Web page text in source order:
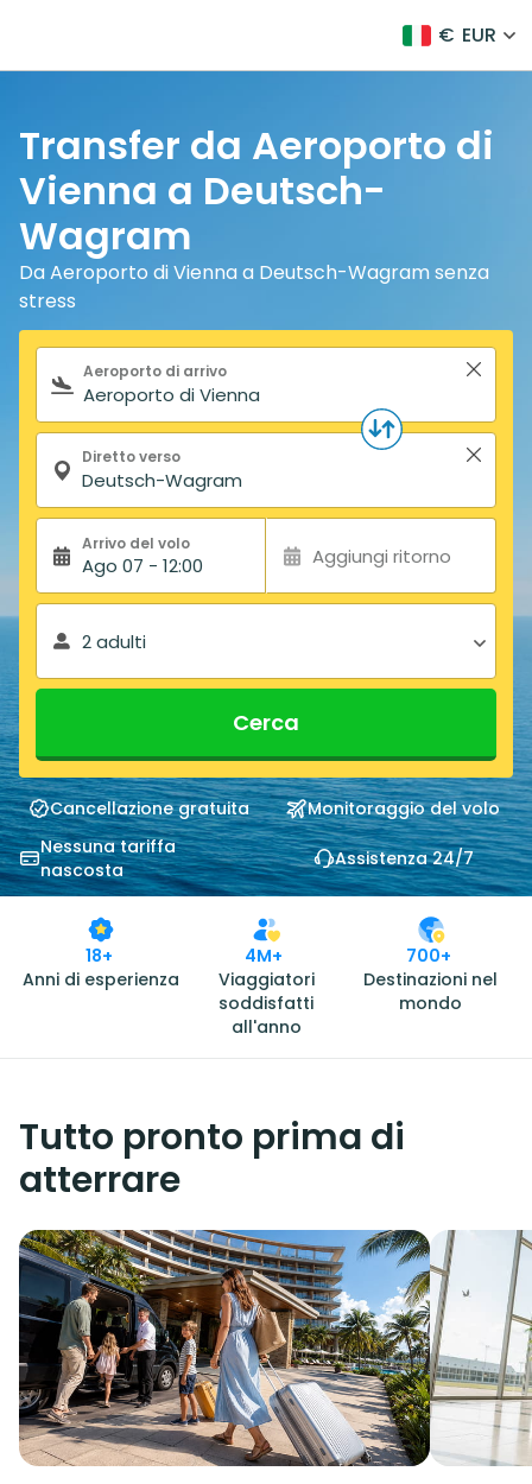
€ EUR
Transfer da Aeroporto di
Vienna a Deutsch-
Wagram
Da Aeroporto di Vienna a Deutsch-Wagram senza
stress
Modulo di ricerca
Aeroporto di arrivo
Diretto verso
Arrivo del volo
Ago 07 - 12:00 Aggiungi ritorno
2 adulti
Cerca
Cancellazione gratuita
Monitoraggio del volo
Nessuna tariffa
nascosta
Assistenza 24/7
18+
Anni di esperienza
4M+
Viaggiatori
soddisfatti
all'anno
700+
Destinazioni nel
mondo
Tutto pronto prima di
atterrare